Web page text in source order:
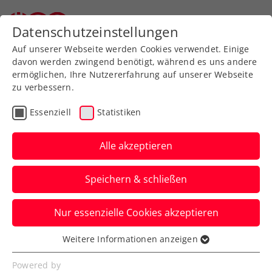
Zurück zur Newsübersicht
Turniere
ITF Mosquera: Kraus und
das Alte-Bekannte-Triple
Für Österreichs aktuelle Nummer zwei
gibt’s in Kolumbien dreimal ein
Wiedersehen – mit drei Siegen.
Verfasst von: Manuel Wachta, 24.03.2023
Datenschutzeinstellungen
Auf unserer Webseite werden Cookies verwendet. Einige
davon werden zwingend benötigt, während es uns andere
ermöglichen, Ihre Nutzererfahrung auf unserer Webseite
zu verbessern.
Essenziell Statistiken
Alle akzeptieren
Speichern & schließen
Nur essenzielle Cookies akzeptieren
Essenziell
Essenzielle Cookies werden für grundlegende
Weitere Informationen anzeigen
Powered by